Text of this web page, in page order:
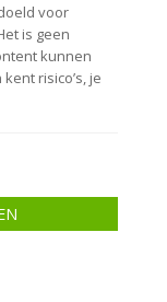
voor
is geen
kunnen
risico’s, je